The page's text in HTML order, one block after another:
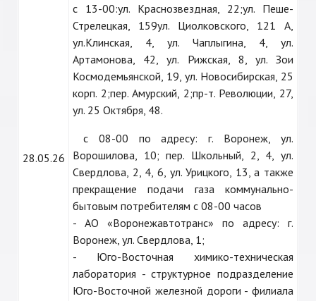
28.05.26
с 13-00:ул. Краснозвездная, 22;ул. Пеше-
Стрелецкая, 159ул. Циолковского, 121 А,
ул.Клинская, 4, ул. Чаплыгина, 4, ул.
Артамонова, 42, ул. Рижская, 8, ул. Зои
Космодемьянской, 19, ул. Новосибирская, 25
корп. 2;пер. Амурский, 2;пр-т. Революции, 27,
ул. 25 Октября, 48.
с 08-00 по адресу: г. Воронеж, ул.
Ворошилова, 10; пер. Школьный, 2, 4, ул.
Свердлова, 2, 4, 6, ул. Урицкого, 13, а также
прекращение подачи газа коммунально-
бытовым потребителям с 08-00 часов
- АО «Воронежавтотранс» по адресу: г.
Воронеж, ул. Свердлова, 1;
- Юго-Восточная химико-техническая
лаборатория - структурное подразделение
Юго-Восточной железной дороги - филиала